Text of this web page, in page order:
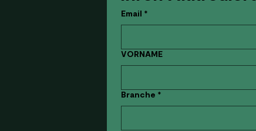
Email *
VORNAME
Branche *